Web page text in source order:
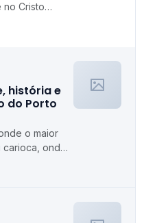
Cristo
visita seja
história e
do Porto
o maior
onde
e